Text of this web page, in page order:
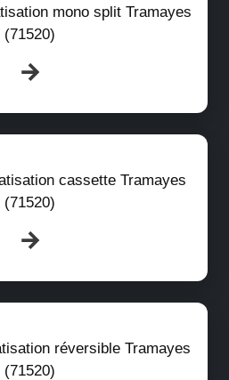
mono split Tramayes
(71520)
cassette Tramayes
(71520)
réversible Tramayes
(71520)